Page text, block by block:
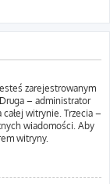
zarejestrowanym
– administrator
witrynie. Trzecia –
wiadomości. Aby
witryny.